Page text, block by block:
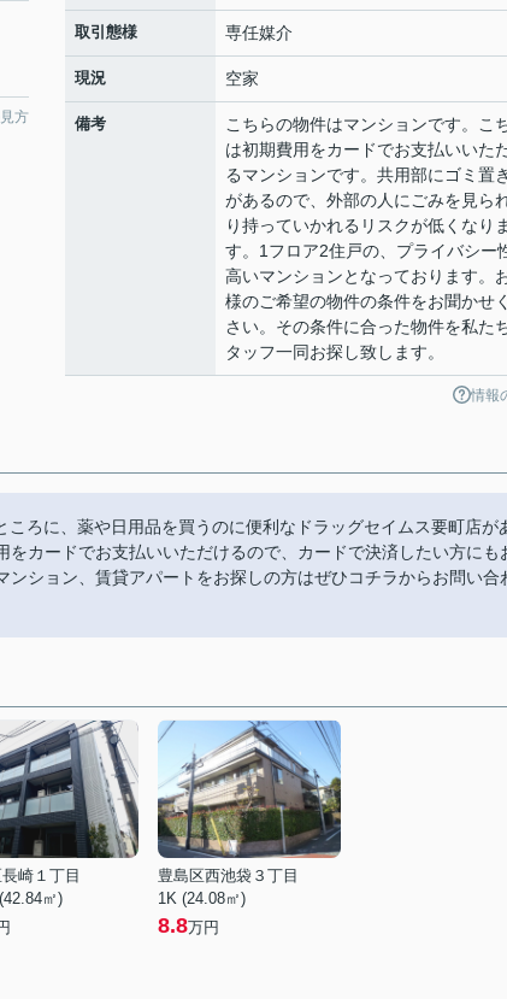
方
取引態様 専任媒介
現況 空家
備考
こちらの物件はマンションです。こ
は初期費用をカードでお支払いいた
るマンションです。共用部にゴミ置
があるので、外部の人にごみを見ら
り持っていかれるリスクが低くなりま
す。1フロア2住戸の、プライバシー
高いマンションとなっております。
様のご希望の物件の条件をお聞かせ
さい。その条件に合った物件を私た
タッフ一同お探し致します。
情報
ろに、薬や日用品を買うのに便利なドラッグセイムス要町店が
カードでお支払いいただけるので、カードで決済したい方にも
ション、賃貸アパートをお探しの方はぜひコチラからお問い合
崎１丁目
㎡)
豊島区西池袋３丁目
1K (24.08㎡)
8.8万円